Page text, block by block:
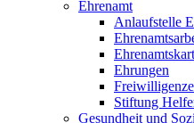
Ehrenamt
Anlaufstelle
Ehrungen
Stiftung
Gesundheit und